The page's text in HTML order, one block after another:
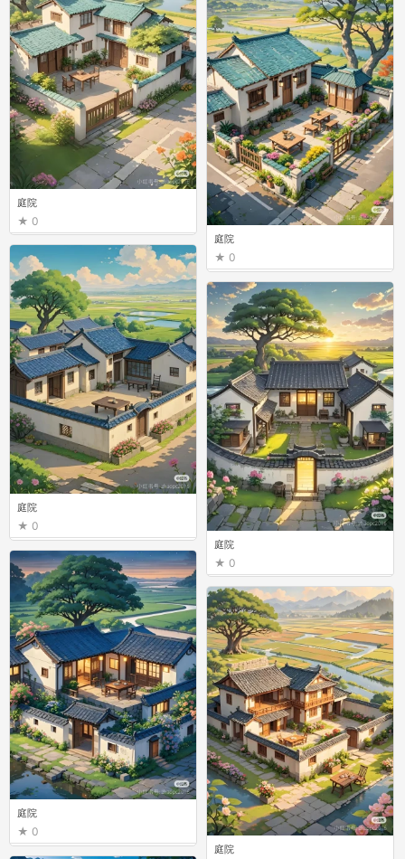
庭院
0
庭院
0
庭院
0
庭院
庭院
0
庭院
0